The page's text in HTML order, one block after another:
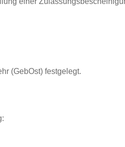
(GebOst) festgelegt.